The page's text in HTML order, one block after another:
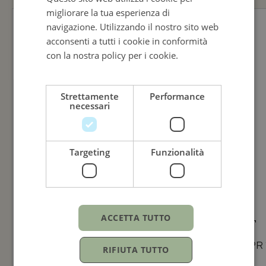
Tissot Everytime
TISSOT
Tissot
migliorare la tua esperienza di
navigazione. Utilizzando il nostro sito web
acconsenti a tutti i cookie in conformità
con la nostra policy per i cookie.
Strettamente
necessari
Performance
Targeting Funzionalità
ACCETTA TUTTO
RIFIUTA TUTTO